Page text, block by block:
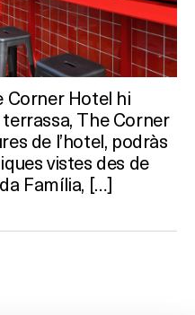
Corner Hotel hi
The Corner
de l’hotel, podràs
vistes des de
Família, […]